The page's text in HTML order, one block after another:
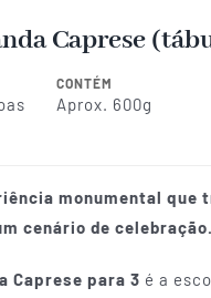
Caprese
CONTÉM
Aprox. 600g
monumental que
cenário de celebração.
Caprese para 3 é a